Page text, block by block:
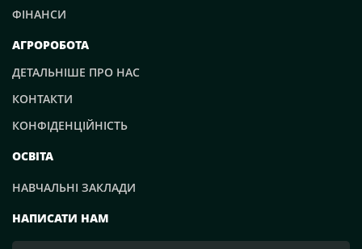
НАПИСАТИ НАМ
ФІНАНСИ
АГРОРОБОТА
ДЕТАЛЬНІШЕ ПРО НАС
КОНТАКТИ
КОНФІДЕНЦІЙНІСТЬ
ОСВІТА
НАВЧАЛЬНІ ЗАКЛАДИ